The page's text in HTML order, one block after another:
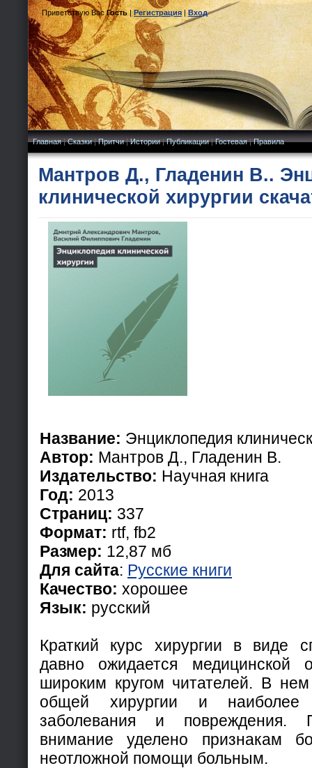
Приветствую Вас Гость|Регистрация|Вход
Главная|Сказки|Притчи|Истории|Публикации|Гостевая|Правила
Мантров Д., Гладенин В..
клинической хирургии
Название: Энциклопедия
Автор: Мантров Д., Гладенин В.
Издательство: Научная книга
Год: 2013
Страниц: 337
Формат: rtf, fb2
Размер: 12,87 мб
Для сайта: Русские книги
Качество: хорошее
Язык: русский
Краткий курс хирургии в виде
давно ожидается медицинской
широким кругом читателей. В
общей хирургии и наиболее
заболевания и
внимание уделено признакам
неотложной помощи больным.